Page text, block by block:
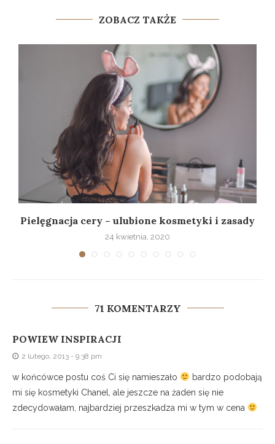
ZOBACZ TAKŻE
Pielęgnacja cery – ulubione kosmetyki i zasady
24 kwietnia, 2020
71 KOMENTARZY
POWIEW INSPIRACJI
2 lutego, 2013 - 9:38 pm
w końcówce postu coś Ci się namieszało
bardzo podobają
mi się kosmetyki Chanel, ale jeszcze na żaden się nie
zdecydowałam, najbardziej przeszkadza mi w tym w cena